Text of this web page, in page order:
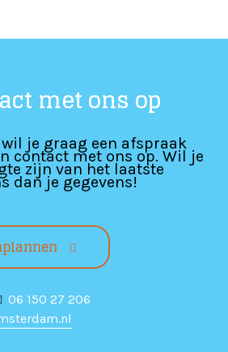
met ons op
je graag een afspraak
contact met ons op. Wil je
zijn van het laatste
dan je gegevens!
06 150 27 206